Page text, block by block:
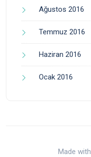
Ağustos 2016
Temmuz 2016
Haziran 2016
Ocak 2016
Made with